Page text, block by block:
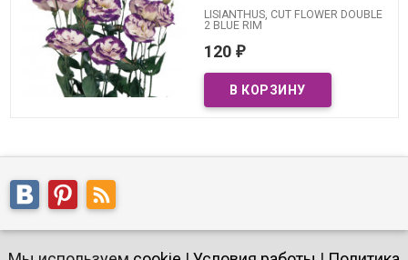
LISIANTHUS, CUT FLOWER DOUBLE
2 BLUE RIM
120 ₽